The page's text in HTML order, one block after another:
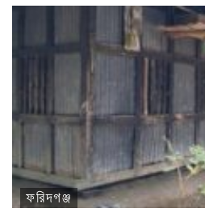
ফরিদগঞ্জ